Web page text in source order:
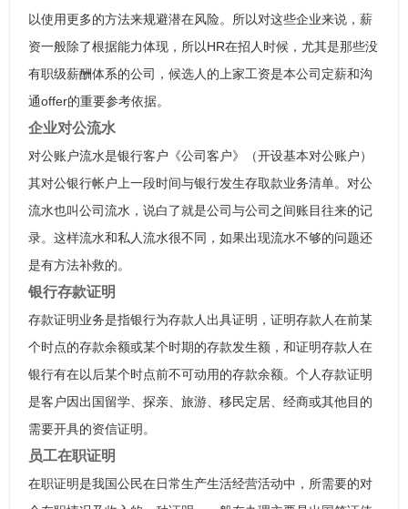
以使用更多的方法来规避潜在风险。所以对这些企业来说，薪
资一般除了根据能力体现，所以HR在招人时候，尤其是那些没
有职级薪酬体系的公司，候选人的上家工资是本公司定薪和沟
通offer的重要参考依据。
企业对公流水
对公账户流水是银行客户《公司客户》（开设基本对公账户）
其对公银行帐户上一段时间与银行发生存取款业务清单。对公
流水也叫公司流水，说白了就是公司与公司之间账目往来的记
录。这样流水和私人流水很不同，如果出现流水不够的问题还
是有方法补救的。
银行存款证明
存款证明业务是指银行为存款人出具证明，证明存款人在前某
个时点的存款余额或某个时期的存款发生额，和证明存款人在
银行有在以后某个时点前不可动用的存款余额。个人存款证明
是客户因出国留学、探亲、旅游、移民定居、经商或其他目的
需要开具的资信证明。
员工在职证明
在职证明是我国公民在日常生产生活经营活动中，所需要的对